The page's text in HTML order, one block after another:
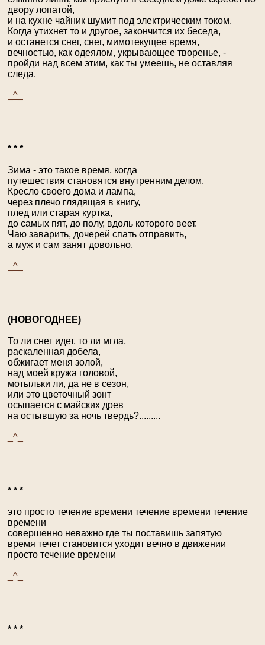
двору лопатой,
и на кухне чайник шумит под электрическим током.
Когда утихнет то и другое, закончится их беседа,
и останется снег, снег, мимотекущее время,
вечностью, как одеялом, укрывающее творенье, -
пройди над всем этим, как ты умеешь, не оставляя
следа.
_^_
* * *
Зима - это такое время, когда
путешествия становятся внутренним делом.
Кресло своего дома и лампа,
через плечо глядящая в книгу,
плед или старая куртка,
до самых пят, до полу, вдоль которого веет.
Чаю заварить, дочерей спать отправить,
а муж и сам занят довольно.
_^_
(НОВОГОДНЕЕ)
То ли снег идет, то ли мгла,
раскаленная добела,
обжигает меня золой,
над моей кружа головой,
мотыльки ли, да не в сезон,
или это цветочный зонт
осыпается с майских древ
на остывшую за ночь твердь?.........
_^_
* * *
это просто течение времени течение времени течение
времени
совершенно неважно где ты поставишь запятую
время течет становится уходит вечно в движении
просто течение времени
_^_
* * *